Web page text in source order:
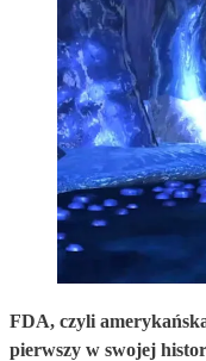
FDA, czyli
pierwszy w swojej